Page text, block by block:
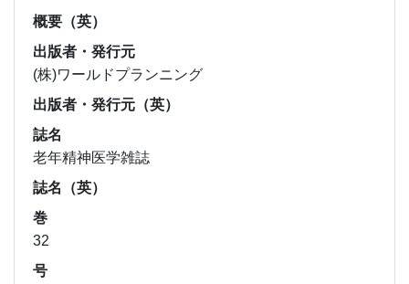
概要（英）
出版者・発行元
(株)ワールドプランニング
出版者・発行元（英）
誌名
老年精神医学雑誌
誌名（英）
巻
32
号